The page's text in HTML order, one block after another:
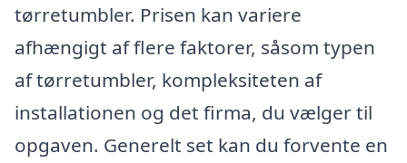
tørretumbler. Prisen kan variere
afhængigt af flere faktorer, såsom typen
af tørretumbler, kompleksiteten af
installationen og det firma, du vælger til
opgaven. Generelt set kan du forvente en